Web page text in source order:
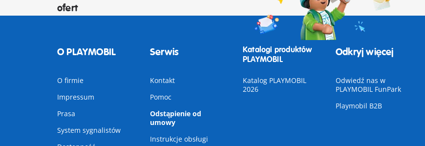
ofert
O PLAYMOBIL
O firmie
Impressum
Prasa
System sygnalistów
Serwis
Kontakt
Pomoc
Odstąpienie od
umowy
Instrukcje obsługi
Katalogi produktów
PLAYMOBIL
Katalog PLAYMOBIL
2026
Odkryj więcej
Odwiedź nas w
PLAYMOBIL FunPark
Playmobil B2B